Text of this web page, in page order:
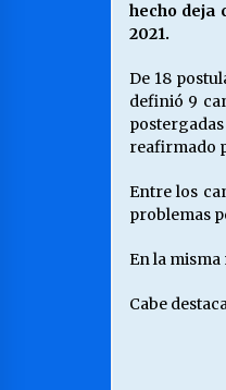
hecho deja
2021.
De 18
definió 9
reafirmado
Entre los
problemas
En la
Cabe